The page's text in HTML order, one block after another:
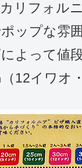
リフォル
ップな雰
よって値
12イワオ